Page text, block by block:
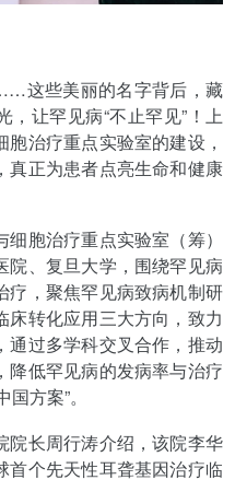
这些美丽的名字背后，藏
让罕见病“不止罕见”！上
治疗重点实验室的建设，
真正为患者点亮生命和健康
胞治疗重点实验室（筹）
院、复旦大学，围绕罕见病
疗，聚焦罕见病致病机制研
床转化应用三大方向，致力
通过多学科交叉合作，推动
降低罕见病的发病率与治疗
方案”。
院长周行涛介绍，该院李华
首个先天性耳聋基因治疗临